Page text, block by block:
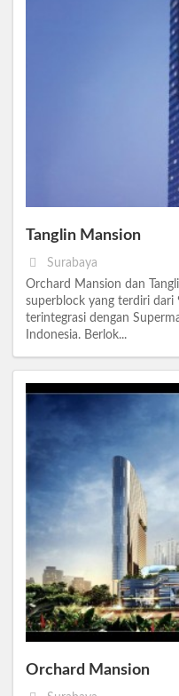
Tanglin Mansion
Surabaya
Orchard Mansion dan
superblock yang terdiri
terintegrasi dengan
Indonesia. Berlok...
Orchard Mansion